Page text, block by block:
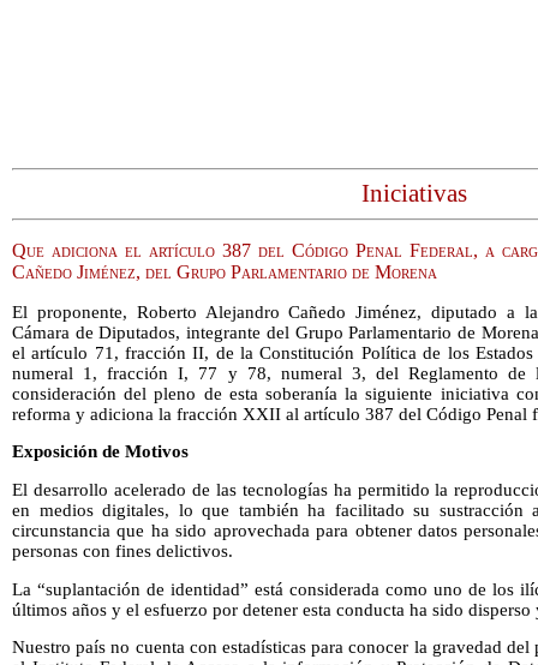
Iniciativas
Que adiciona el artículo 387 del Código Penal Federal, a
Cañedo Jiménez, del Grupo Parlamentario de Morena
El proponente, Roberto Alejandro Cañedo Jiménez, diputado a
Cámara de Diputados, integrante del Grupo Parlamentario de
el artículo 71, fracción II, de la Constitución Política de los
numeral 1, fracción I, 77 y 78, numeral 3, del Reglamento de
consideración del pleno de esta soberanía la siguiente iniciativa
reforma y adiciona la fracción XXII al artículo 387 del Código Penal
Exposición de Motivos
El desarrollo acelerado de las tecnologías ha permitido la
en medios digitales, lo que también ha facilitado su sustracción
circunstancia que ha sido aprovechada para obtener datos
personas con fines delictivos.
La “suplantación de identidad” está considerada como uno de los
últimos años y el esfuerzo por detener esta conducta ha sido disperso
Nuestro país no cuenta con estadísticas para conocer la gravedad